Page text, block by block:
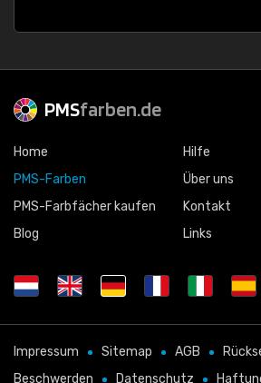
PMSfarben.de
Home
PMS-Farben
PMS-Farbfächer kaufen
Blog
Hilfe
Über uns
Kontakt
Links
Impressum Sitemap AGB
Beschwerden
Datenschutz